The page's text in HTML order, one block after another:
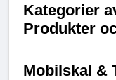
Kategorier
Produkter
Mobilskal &